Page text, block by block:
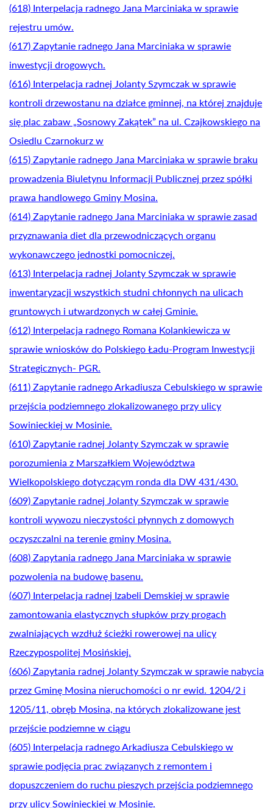
(618) Interpelacja radnego Jana Marciniaka w sprawie
rejestru umów.
(617) Zapytanie radnego Jana Marciniaka w sprawie
inwestycji drogowych.
(616) Interpelacja radnej Jolanty Szymczak w sprawie
kontroli drzewostanu na działce gminnej, na której znajduje
się plac zabaw „Sosnowy Zakątek” na ul. Czajkowskiego na
Osiedlu Czarnokurz w
(615) Zapytanie radnego Jana Marciniaka w sprawie braku
prowadzenia Biuletynu Informacji Publicznej przez spółki
prawa handlowego Gminy Mosina.
(614) Zapytanie radnego Jana Marciniaka w sprawie zasad
przyznawania diet dla przewodniczących organu
wykonawczego jednostki pomocniczej.
(613) Interpelacja radnej Jolanty Szymczak w sprawie
inwentaryzacji wszystkich studni chłonnych na ulicach
gruntowych i utwardzonych w całej Gminie.
(612) Interpelacja radnego Romana Kolankiewicza w
sprawie wniosków do Polskiego Ładu-Program Inwestycji
Strategicznych- PGR.
(611) Zapytanie radnego Arkadiusza Cebulskiego w sprawie
przejścia podziemnego zlokalizowanego przy ulicy
Sowinieckiej w Mosinie.
(610) Zapytanie radnej Jolanty Szymczak w sprawie
porozumienia z Marszałkiem Województwa
Wielkopolskiego dotyczącym ronda dla DW 431/430.
(609) Zapytanie radnej Jolanty Szymczak w sprawie
kontroli wywozu nieczystości płynnych z domowych
oczyszczalni na terenie gminy Mosina.
(608) Zapytania radnego Jana Marciniaka w sprawie
pozwolenia na budowę basenu.
(607) Interpelacja radnej Izabeli Demskiej w sprawie
zamontowania elastycznych słupków przy progach
zwalniających wzdłuż ścieżki rowerowej na ulicy
Rzeczypospolitej Mosińskiej.
(606) Zapytania radnej Jolanty Szymczak w sprawie nabycia
przez Gminę Mosina nieruchomości o nr ewid. 1204/2 i
1205/11, obręb Mosina, na których zlokalizowane jest
przejście podziemne w ciągu
(605) Interpelacja radnego Arkadiusza Cebulskiego w
sprawie podjęcia prac związanych z remontem i
dopuszczeniem do ruchu pieszych przejścia podziemnego
przy ulicy Sowinieckiej w Mosinie.